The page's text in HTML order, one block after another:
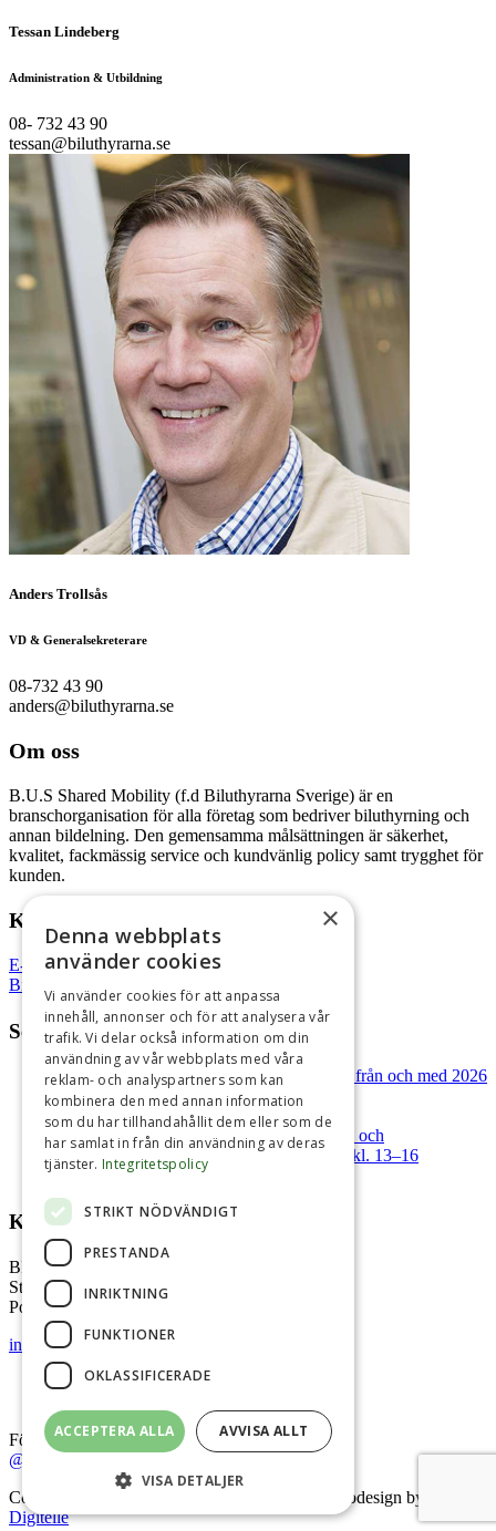
Tessan Lindeberg
Administration & Utbildning
08- 732 43 90
tessan@biluthyrarna.se
Anders Trollsås
VD & Generalsekreterare
08-732 43 90
anders@biluthyrarna.se
Om oss
B.U.S Shared Mobility (f.d Biluthyrarna Sverige) är en
branschorganisation för alla företag som bedriver biluthyrning och
annan bildelning. Den gemensamma målsättningen är säkerhet,
kvalitet, fackmässig service och kundvänlig policy samt trygghet för
kunden.
Kurser
E-learning
Biluthyrning Tunga fordon
Senaste inläggen
Uppdaterade medlems- och serviceavgifter från och med 2026
Ny VD på B.U.S Shared Mobility Sweden
Kvartalsbrev Q3 2025
Säkerhetsgruppens årliga informationsmöte och
erfarenhetsutbyte torsdag 16 oktober 2025 kl. 13–16
Kvartalsbrev Q1 2024
Kontakta oss gärna!
BILUTHYRARNA SVERIGE AB
Storgatan 19
Postadress: Box 26173, 100 41 Stockholm
info@biluthyrarna.se
Följ oss på Instagram
@biluthyrarnasverige
Copyright © 2017 Biluthyrarna Sverige AB. Webdesign by
Digitelle
×
Denna webbplats
använder cookies
Vi använder cookies för att anpassa
innehåll, annonser och för att analysera vår
trafik. Vi delar också information om din
användning av vår webbplats med våra
reklam- och analyspartners som kan
kombinera den med annan information
som du har tillhandahållit dem eller som de
har samlat in från din användning av deras
tjänster. Integritetspolicy
STRIKT NÖDVÄNDIGT
PRESTANDA
INRIKTNING
FUNKTIONER
OKLASSIFICERADE
ACCEPTERA ALLA AVVISA ALLT
VISA DETALJER